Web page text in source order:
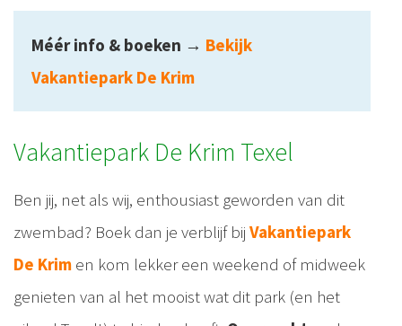
Méér info & boeken → Bekijk
Vakantiepark De Krim
Vakantiepark De Krim Texel
Ben jij, net als wij, enthousiast geworden van dit
zwembad? Boek dan je verblijf bij Vakantiepark
De Krim en kom lekker een weekend of midweek
genieten van al het mooist wat dit park (en het